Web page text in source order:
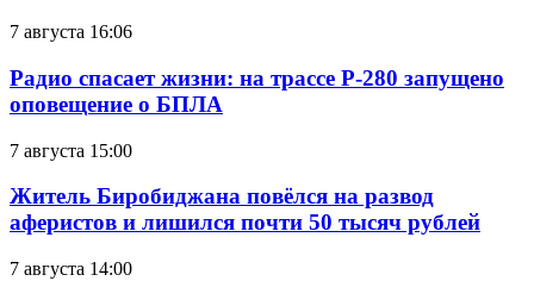
7 августа 16:06
Радио спасает жизни: на трассе Р-280 запущено
оповещение о БПЛА
7 августа 15:00
Житель Биробиджана повёлся на развод
аферистов и лишился почти 50 тысяч рублей
7 августа 14:00